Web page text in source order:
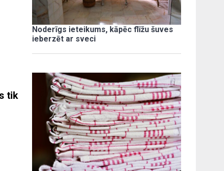
tik
Noderīgs ieteikums, kāpēc flīžu šuves
ieberzēt ar sveci